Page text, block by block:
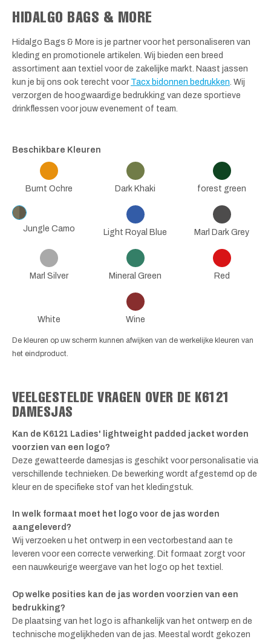
HIDALGO BAGS & MORE
Hidalgo Bags & More is je partner voor het personaliseren van
kleding en promotionele artikelen. Wij bieden een breed
assortiment aan textiel voor de zakelijke markt. Naast jassen
kun je bij ons ook terecht voor Tacx bidonnen bedrukken . Wij
verzorgen de hoogwaardige bedrukking van deze sportieve
drinkflessen voor jouw evenement of team.
Beschikbare Kleuren
Burnt Ochre Dark Khaki forest green
Jungle Camo Light Royal Blue Marl Dark Grey
Marl Silver Mineral Green Red
White Wine
De kleuren op uw scherm kunnen afwijken van de werkelijke kleuren van
het eindproduct.
VEELGESTELDE VRAGEN OVER DE K6121
DAMESJAS
Kan de K6121 Ladies' lightweight padded jacket worden
voorzien van een logo?
Deze gewatteerde damesjas is geschikt voor personalisatie via
verschillende technieken. De bewerking wordt afgestemd op de
kleur en de specifieke stof van het kledingstuk.
In welk formaat moet het logo voor de jas worden
aangeleverd?
Wij verzoeken u het ontwerp in een vectorbestand aan te
leveren voor een correcte verwerking. Dit formaat zorgt voor
een nauwkeurige weergave van het logo op het textiel.
Op welke posities kan de jas worden voorzien van een
bedrukking?
De plaatsing van het logo is afhankelijk van het ontwerp en de
technische mogelijkheden van de jas. Meestal wordt gekozen